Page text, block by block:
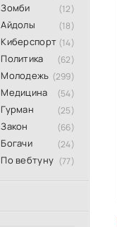
Зомби (12)
Айдолы (18)
Киберспорт (14)
Политика (62)
Молодежь (299)
Медицина (54)
Гурман (25)
Закон (66)
Богачи (24)
По вебтуну (77)